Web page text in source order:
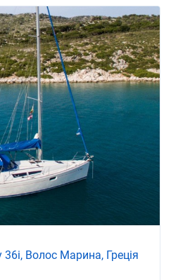
36i, Волос Марина, Греція